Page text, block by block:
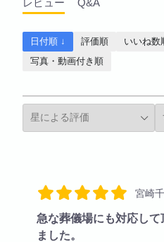
レビュー Q&A
日付順 ↓ 評価順 いいね数
写真・動画付き順
宮崎
急な葬儀場にも対応し
ました。